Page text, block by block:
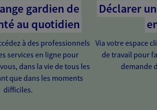
gardien de
au quotidien
à des professionnels
services en ligne pour
dans la vie de tous les
que dans les moments
difficiles.
Déclarer
Via votre espace
de travail pour
demande